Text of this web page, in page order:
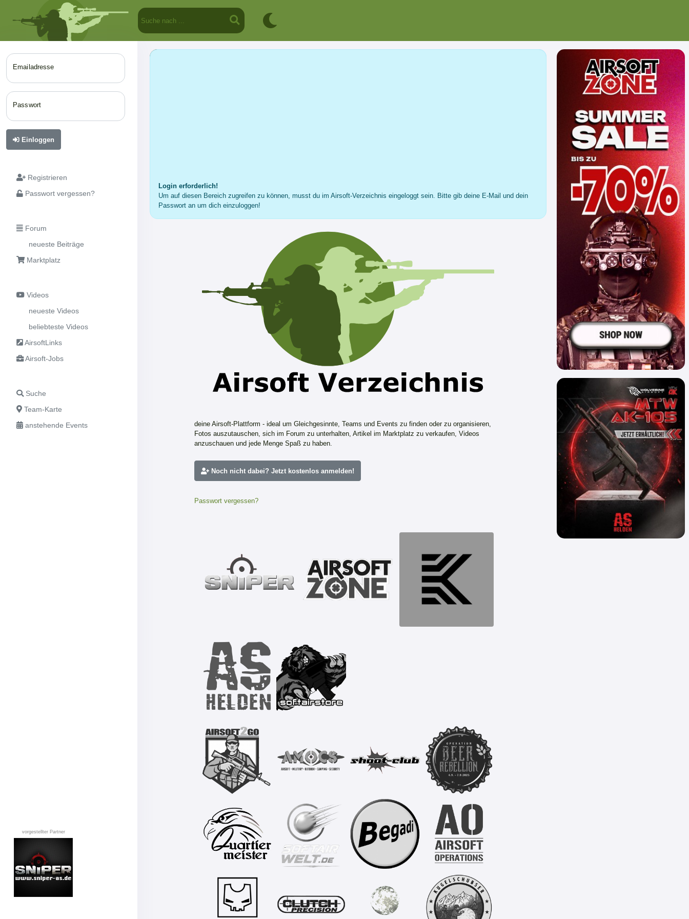
Emailadresse
Passwort
Einloggen
Registrieren
Passwort vergessen?
Forum
neueste Beiträge
Marktplatz
Videos
neueste Videos
beliebteste Videos
AirsoftLinks
Airsoft-Jobs
Suche
Team-Karte
anstehende Events
vorgestellter Partner
Login erforderlich!
Um auf diesen Bereich zugreifen zu können, musst du im Airsoft-Verzeichnis eingeloggt sein. Bitte gib deine E-Mail und dein
Passwort an um dich einzuloggen!
deine Airsoft-Plattform - ideal um Gleichgesinnte, Teams und Events zu finden oder zu organisieren,
Fotos auszutauschen, sich im Forum zu unterhalten, Artikel im Marktplatz zu verkaufen, Videos
anzuschauen und jede Menge Spaß zu haben.
Noch nicht dabei? Jetzt kostenlos anmelden!
Passwort vergessen?